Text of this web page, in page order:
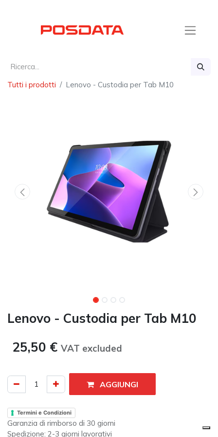
Tutti i prodotti Lenovo - Custodia per Tab M10
Lenovo - Custodia per Tab M10
25,50 € VAT excluded​
AGGIUNGI
Termini e Condizioni
Garanzia di rimborso di 30 giorni
Spedizione: 2-3 giorni lavorativi